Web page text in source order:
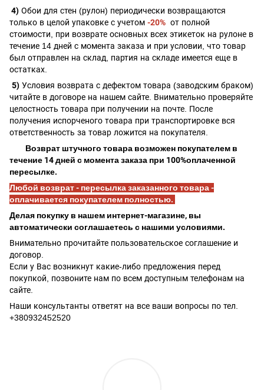
4) Обои для стен (рулон) периодически возвращаются
только в целой упаковке с учетом -20% от полной
стоимости, при возврате основных всех этикеток на рулоне в
течение 14 дней с момента заказа и при условии, что товар
был отправлен на склад, партия на складе имеется еще в
остатках.
5) Условия возврата с дефектом товара (заводским браком)
читайте в договоре на нашем сайте. Внимательно проверяйте
целостность товара при получении на почте. После
получения испорченого товара при транспортировке вся
ответственность за товар ложится на покупателя.
Возврат штучного товара возможен покупателем в
течение 14 дней с момента заказа при 100%оплаченной
пересылке.
Любой возврат - пересылка заказанного товара -
оплачивается покупателем полностью.
Делая покупку в нашем интернет-магазине, вы
автоматически соглашаетесь с нашими условиями.
Внимательно прочитайте пользовательское соглашение и
договор.
Если у Вас возникнут какие-либо предложения перед
покупкой, позвоните нам по всем доступным телефонам на
сайте.
Наши консультанты ответят на все ваши вопросы по тел.
+380932452520